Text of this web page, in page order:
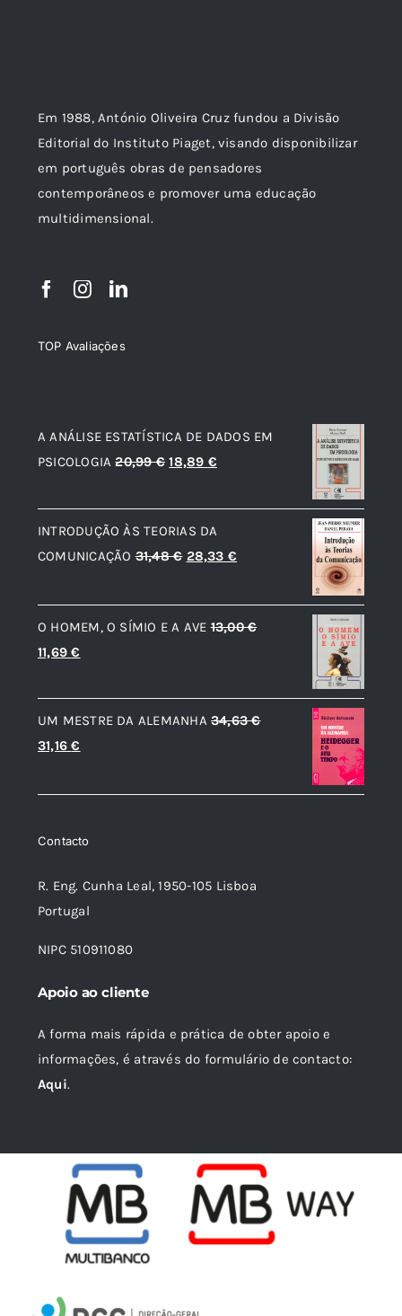
Em 1988, António Oliveira Cruz fundou a Divisão
Editorial do Instituto Piaget, visando disponibilizar
em português obras de pensadores
contemporâneos e promover uma educação
multidimensional.
TOP Avaliações
A ANÁLISE ESTATÍSTICA DE DADOS EM
PSICOLOGIA 20,99€ O
original
era:
20,99 €.
18,89 €O
atual
é:
18,89 €.
INTRODUÇÃO ÀS TEORIAS DA
COMUNICAÇÃO 31,48€ O
original
era:
28,33 €
atual
é:
O HOMEM, O SÍMIO E A AVE 13,00€
O
original
era:
13,00 €.
11,69€
atual
é:
11,69 €.
UM MESTRE DA ALEMANHA 34,63€
O
original
34,63 €.
31,16€
atual
31,16 €.
Contacto
R. Eng. Cunha Leal, 1950-105 Lisboa
Portugal
NIPC 510911080
Apoio ao cliente
A forma mais rápida e prática de obter apoio e
informações, é através do formulário de contacto:
Aqui.